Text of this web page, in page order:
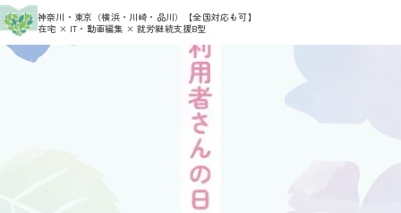
神奈川・東京（横浜・川崎・品川）
【全国対応も可】
在宅 × IT・動画編集 × 就労継続支援B型
HOME > 利用者さんの日報 > admin_ajisai